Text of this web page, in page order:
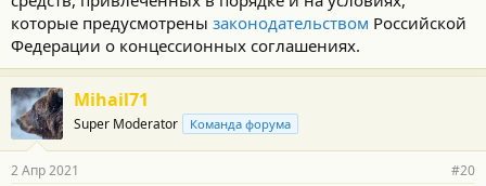
которые предусмотрены законодательством Российской
Федерации о концессионных соглашениях.
Mihail71
Super Moderator Команда форума
2 Апр 2021 #20